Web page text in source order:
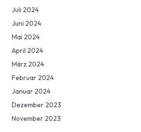
Juli 2024
Juni 2024
Mai 2024
April 2024
März 2024
Februar 2024
Januar 2024
Dezember 2023
November 2023